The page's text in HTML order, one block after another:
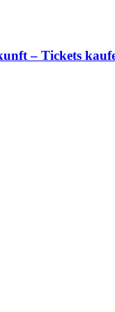
– Tickets